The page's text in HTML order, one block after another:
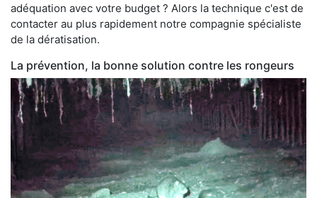
adéquation avec votre budget ? Alors la technique c'est de
contacter au plus rapidement notre compagnie spécialiste
de la dératisation.
La prévention, la bonne solution contre les rongeurs